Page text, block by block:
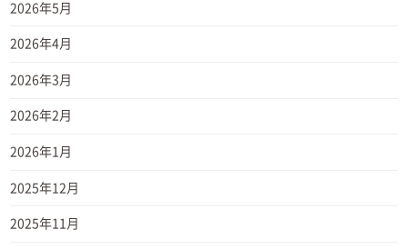
2026年5月
2026年4月
2026年3月
2026年2月
2026年1月
2025年12月
2025年11月